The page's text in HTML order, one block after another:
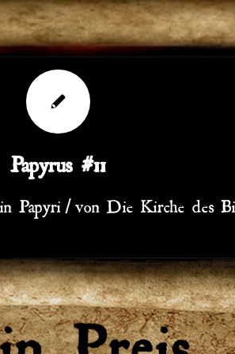
Papyrus #11
in Papyri / Die Kirche des